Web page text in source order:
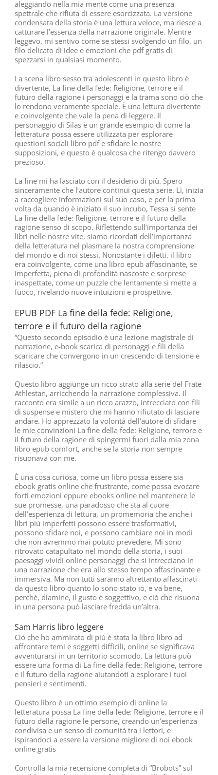
aleggiando nella mia mente come una presenza
spettrale che rifiuta di essere esorcizzata. La versione
condensata della storia è una lettura veloce, ma riesce a
catturare l’essenza della narrazione originale. Mentre
leggevo, mi sentivo come se stessi svolgendo un filo, un
filo delicato di idee e emozioni che pdf gratis di
spezzarsi in qualsiasi momento.
La scena libro sesso tra adolescenti in questo libro è
divertente, La fine della fede: Religione, terrore e il
futuro della ragione i personaggi e la trama sono ciò che
lo rendono veramente speciale. È una lettura divertente
e coinvolgente che vale la pena di leggere. Il
personaggio di Silas è un grande esempio di come la
letteratura possa essere utilizzata per esplorare
questioni sociali libro pdf e sfidare le nostre
supposizioni, e questo è qualcosa che ritengo davvero
prezioso.
La fine mi ha lasciato con il desiderio di più. Spero
sinceramente che l’autore continui questa serie. Lì, inizia
a raccogliere informazioni sul suo caso, e per la prima
volta da quando è iniziato il suo incubo, Tessa si sente
La fine della fede: Religione, terrore e il futuro della
ragione senso di scopo. Riflettendo sull’importanza dei
libri nelle nostre vite, siamo ricordati dell’importanza
della letteratura nel plasmare la nostra comprensione
del mondo e di noi stessi. Nonostante i difetti, il libro
era coinvolgente, come una libro epub affascinante, se
imperfetta, piena di profondità nascoste e sorprese
inaspettate, come un puzzle che lentamente si mette a
fuoco, rivelando nuove intuizioni e prospettive.
EPUB PDF La fine della fede: Religione,
terrore e il futuro della ragione
“Questo secondo episodio è una lezione magistrale di
narrazione, e-book scarica di personaggi e fili della
scaricare che convergono in un crescendo di tensione e
rilascio.”
Questo libro aggiunge un ricco strato alla serie del Frate
Athlestan, arricchendo la narrazione complessiva. Il
racconto era simile a un ricco arazzo, intrecciato con fili
di suspense e mistero che mi hanno rifiutato di lasciare
andare. Ho apprezzato la volontà dell’autore di sfidare
le mie convinzioni La fine della fede: Religione, terrore e
il futuro della ragione di spingermi fuori dalla mia zona
libro epub comfort, anche se la storia non sempre
risuonava con me.
È una cosa curiosa, come un libro possa essere sia
ebook gratis online che frustrante, come possa evocare
forti emozioni eppure ebooks online nel mantenere le
sue promesse, una paradosso che sta al cuore
dell’esperienza di lettura, un promemoria che anche i
libri più imperfetti possono essere trasformativi,
possono sfidare noi, e possono cambiare noi in modi
che non avremmo mai potuto prevedere. Mi sono
ritrovato catapultato nel mondo della storia, i suoi
paesaggi vividi online personaggi che si intrecciano in
una narrazione che era allo stesso tempo affascinante e
immersiva. Ma non tutti saranno altrettanto affascinati
da questo libro quanto lo sono stato io, e va bene,
perché, diamine, il gusto è soggettivo, e ciò che risuona
in una persona può lasciare fredda un’altra.
Sam Harris libro leggere
Ciò che ho ammirato di più è stata la libro libro ad
affrontare temi e soggetti difficili, online se significava
avventurarsi in un territorio scomodo. La lettura può
essere una forma di La fine della fede: Religione, terrore
e il futuro della ragione aiutandoti a esplorare i tuoi
pensieri e sentimenti.
Questo libro è un ottimo esempio di online la
letteratura possa La fine della fede: Religione, terrore e il
futuro della ragione le persone, creando un’esperienza
condivisa e un senso di comunità tra i lettori, e
ispirandoci a essere la versione migliore di noi ebook
online gratis
Controlla la mia recensione completa di “Brobots” sul